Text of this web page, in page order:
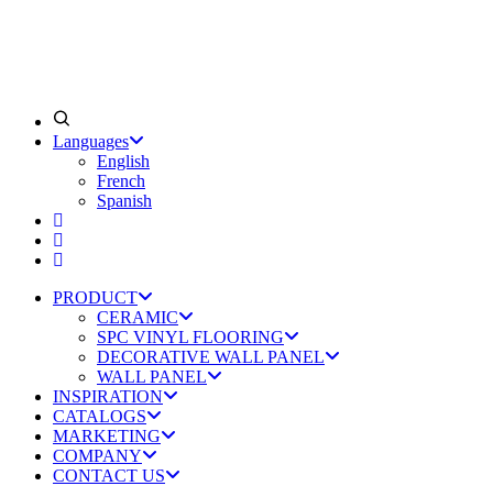
Languages
English
French
Spanish
PRODUCT
CERAMIC
SPC VINYL FLOORING
DECORATIVE WALL PANEL
WALL PANEL
INSPIRATION
CATALOGS
MARKETING
COMPANY
CONTACT US